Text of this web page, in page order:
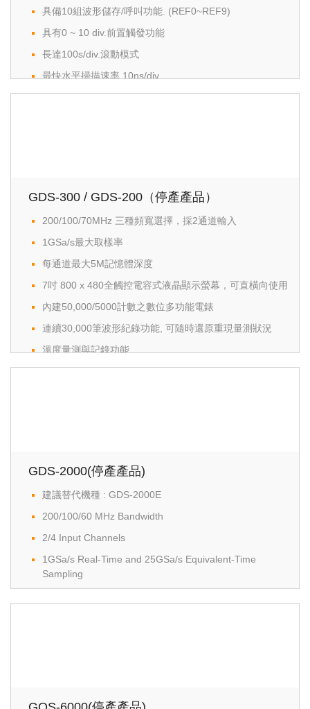
具備10組波形儲存/呼叫功能. (REF0~REF9)
具有0 ~ 10 div.前置觸發功能
長達100s/div.滾動模式
最快水平掃描速率 10ns/div.
游標直讀量測功能: △V, △T, 1/△T
GDS-300 / GDS-200（停產產品）
200/100/70MHz 三種頻寬選擇，採2通道輸入
1GSa/s最大取樣率
每通道最大5M記憶體深度
7吋 800 x 480全觸控電容式液晶顯示螢幕，可直橫向使用
內建50,000/5000計數之數位多功能電錶
連續30,000筆波形紀錄功能, 可隨時還原重現量測狀況
溫度量測與記錄功能
內建工程計算機、電阻色碼以及衰減器計算應用軟體
GDS-2000(停產產品)
建議替代機種 : GDS-2000E
200/100/60 MHz Bandwidth
2/4 Input Channels
1GSa/s Real-Time and 25GSa/s Equivalent-Time
Sampling